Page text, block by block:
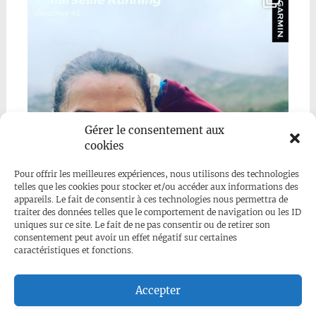
Gérer le consentement aux
cookies
Pour offrir les meilleures expériences, nous utilisons des technologies
telles que les cookies pour stocker et/ou accéder aux informations des
appareils. Le fait de consentir à ces technologies nous permettra de
traiter des données telles que le comportement de navigation ou les ID
uniques sur ce site. Le fait de ne pas consentir ou de retirer son
consentement peut avoir un effet négatif sur certaines
caractéristiques et fonctions.
Accepter